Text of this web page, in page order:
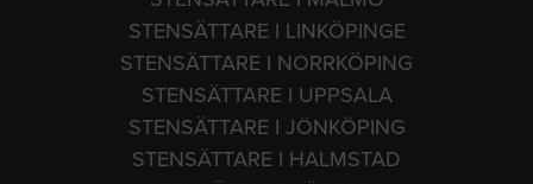
STENSÄTTARE I LINKÖPINGE
STENSÄTTARE I NORRKÖPING
STENSÄTTARE I UPPSALA
STENSÄTTARE I JÖNKÖPING
STENSÄTTARE I HALMSTAD